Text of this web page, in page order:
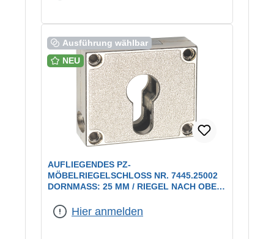
Ausführung wählbar
NEU
AUFLIEGENDES PZ-
MÖBELRIEGELSCHLOSS NR. 7445.25002
DORNMASS: 25 MM / RIEGEL NACH OBEN (
Hier anmelden